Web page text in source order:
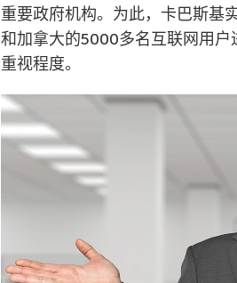
重要政府机构。为此，卡巴斯基
和加拿大的5000多名互联网用
重视程度。